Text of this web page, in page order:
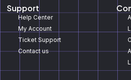
Support
Help Center
My Account
Ticket Support
Contact us